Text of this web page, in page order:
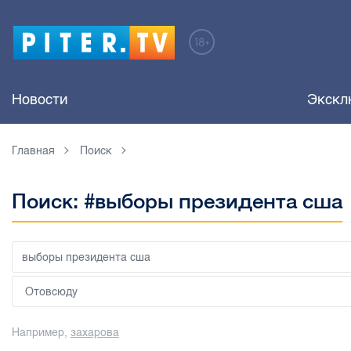
Новости
Главная Поиск
Поиск: #выборы президента сша
Например, захарова